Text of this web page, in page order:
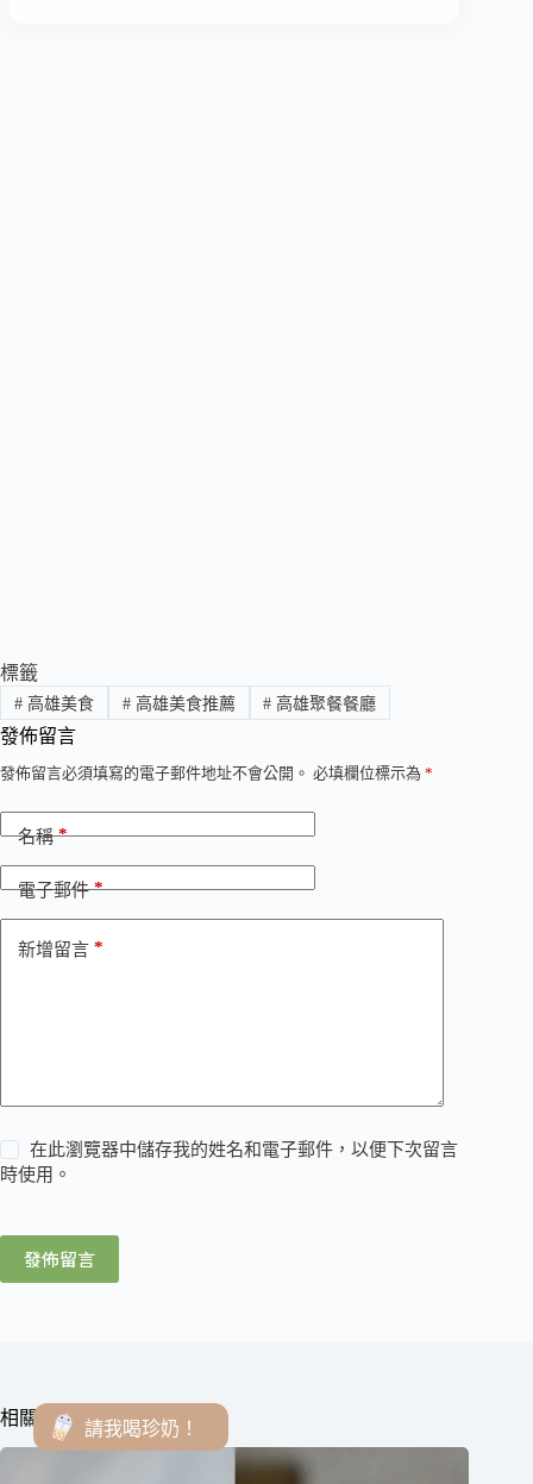
請我喝珍奶！
標籤
#高雄美食 #高雄美食推薦 # 高雄聚餐餐廳
發佈留言
發佈留言必須填寫的電子郵件地址不會公開。 必填欄位標示為 *
名稱*
電子郵件*
新增留言 *
在此瀏覽器中儲存我的姓名和電子郵件，以便下次留言
時使用。
發佈留言
相關文章